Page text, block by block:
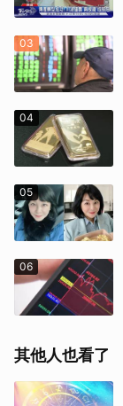
03
04
05
06
其他人也看了